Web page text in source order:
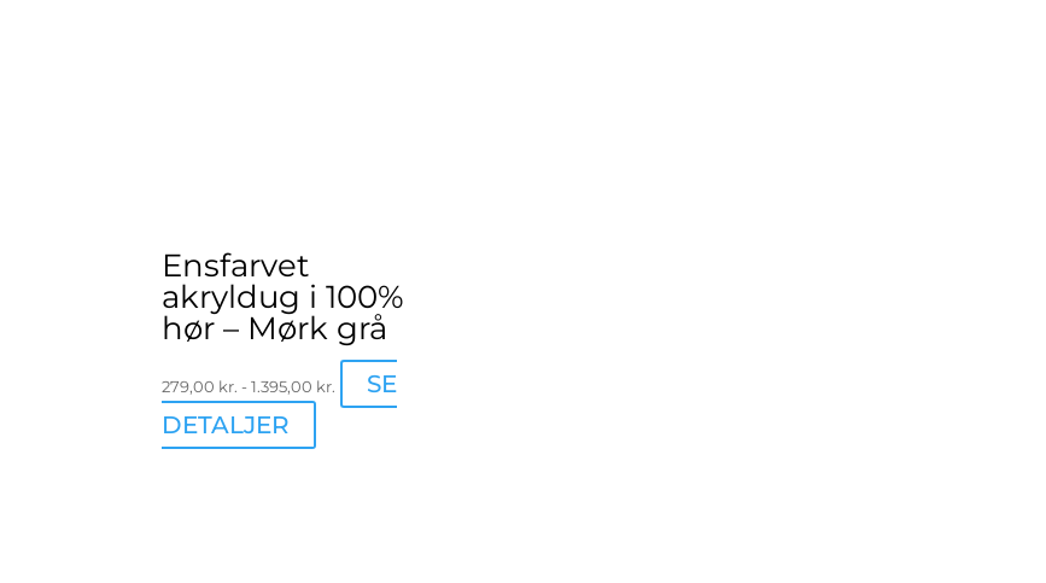
Ensfarvet
akryldug i 100%
hør – Mørk grå
279,00 kr. -1.395,00 kr.
SE
DETALJER
vare